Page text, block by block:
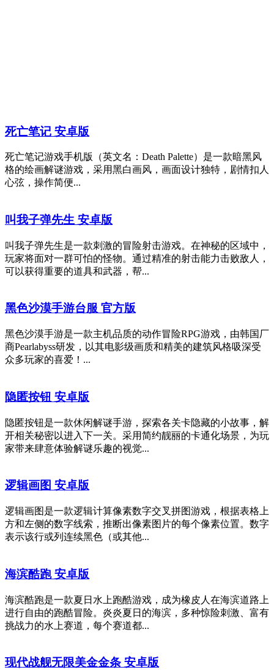
死亡笔记 安卓版
死亡笔记游戏手机版（英文名：Death Palette）是一款暗黑风
格的绘画解谜游戏，采用黑白画风，画面设计独特，剧情扣人
心弦，操作简便...
叫我子弹先生 安卓版
叫我子弹先生是一款刺激的冒险射击游戏。在神秘的区域中，
玩家将面对一群可怕的怪物。通过精准的射击能力击败敌人，
可以获得重要的道具和武器，帮...
黑色沙漠手游台服 官方版
黑色沙漠手游是一款主机品质的动作冒险RPG游戏，由韩国厂
商Pearlabyss研发，以其电影级画质和精美的建筑风格吸深受
众多玩家的喜爱！...
隐匿按钮 安卓版
隐匿按钮是一款休闲解谜手游，探索各关卡隐藏的小故事，解
开相关秘密以进入下一关。采用简约靓丽的卡通化场景，为玩
家带来肆意体验解谜乐趣的视觉...
逻辑画图 安卓版
逻辑画图是一款逻辑计算像素数字交叉拼图游戏，根据表格上
方和左侧的数字线索，推断出像素图片的每个像素位置。数字
表示该行或列连续黑色（或其他...
海滨酷跑 安卓版
海滨酷跑是一款夏日水上跑酷游戏，成为橡皮人在海滨道路上
进行自由的跑酷冒险。炎炎夏日的海滨，多种惊险刺激、富有
挑战力的水上赛道，每个赛道都...
现代战舰无限美金金条 安卓版